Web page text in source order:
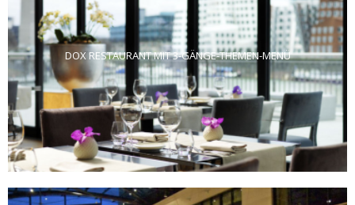
DOX RESTAURANT MIT 3-GÄNGE-THEMEN-MENÜ